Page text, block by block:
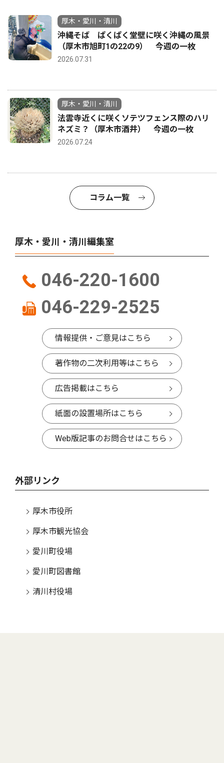
厚木・愛川・清川
沖縄そば ぱくぱく堂壁に咲く沖縄の風景
（厚木市旭町1の22の9） 今週の一枚
2026.07.31
厚木・愛川・清川
法雲寺近くに咲くソテツフェンス際のハリ
ネズミ？（厚木市酒井） 今週の一枚
2026.07.24
コラム一覧
厚木・愛川・清川編集室
046-220-1600
046-229-2525
情報提供・ご意見はこちら
著作物の二次利用等はこちら
広告掲載はこちら
紙面の設置場所はこちら
Web版記事のお問合せはこちら
外部リンク
厚木市役所
厚木市観光協会
愛川町役場
愛川町図書館
清川村役場